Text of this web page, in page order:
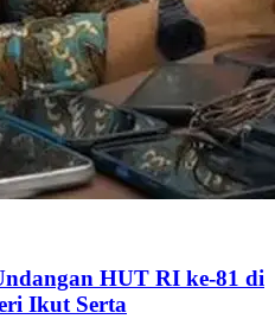
HUT RI ke-81 di
Ikut Serta